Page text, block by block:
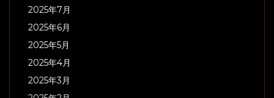
2025年7月
2025年6月
2025年5月
2025年4月
2025年3月